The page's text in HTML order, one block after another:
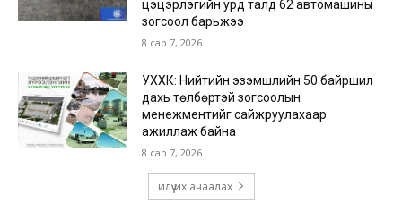
цэцэрлэгийн урд талд 62 автомашины
зогсоол барьжээ
8 сар 7, 2026
УХХК: Нийтийн эзэмшлийн 50 байршил
дахь төлбөртэй зогсоолын
менежментийг сайжруулахаар
ажиллаж байна
8 сар 7, 2026
илүү их ачаалах